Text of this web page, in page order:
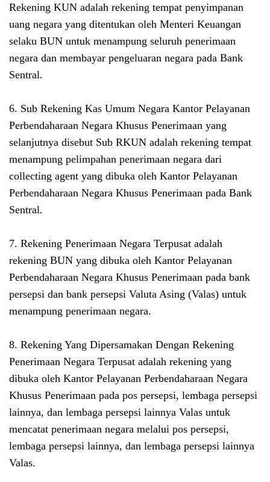
Rekening KUN adalah rekening tempat penyimpanan
uang negara yang ditentukan oleh Menteri Keuangan
selaku BUN untuk menampung seluruh penerimaan
negara dan membayar pengeluaran negara pada Bank
Sentral.
6. Sub Rekening Kas Umum Negara Kantor Pelayanan
Perbendaharaan Negara Khusus Penerimaan yang
selanjutnya disebut Sub RKUN adalah rekening tempat
menampung pelimpahan penerimaan negara dari
collecting agent yang dibuka oleh Kantor Pelayanan
Perbendaharaan Negara Khusus Penerimaan pada Bank
Sentral.
7. Rekening Penerimaan Negara Terpusat adalah
rekening BUN yang dibuka oleh Kantor Pelayanan
Perbendaharaan Negara Khusus Penerimaan pada bank
persepsi dan bank persepsi Valuta Asing (Valas) untuk
menampung penerimaan negara.
8. Rekening Yang Dipersamakan Dengan Rekening
Penerimaan Negara Terpusat adalah rekening yang
dibuka oleh Kantor Pelayanan Perbendaharaan Negara
Khusus Penerimaan pada pos persepsi, lembaga persepsi
lainnya, dan lembaga persepsi lainnya Valas untuk
mencatat penerimaan negara melalui pos persepsi,
lembaga persepsi lainnya, dan lembaga persepsi lainnya
Valas.